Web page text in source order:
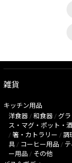
雑貨
キッチン用品
洋食器 / 和食器 / グラ
ス・マグ・ポット・
/ 箸・カトラリー / 調
具 / コーヒー用品 /
ー用品 / その他